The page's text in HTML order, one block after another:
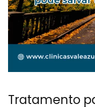
Tratamento